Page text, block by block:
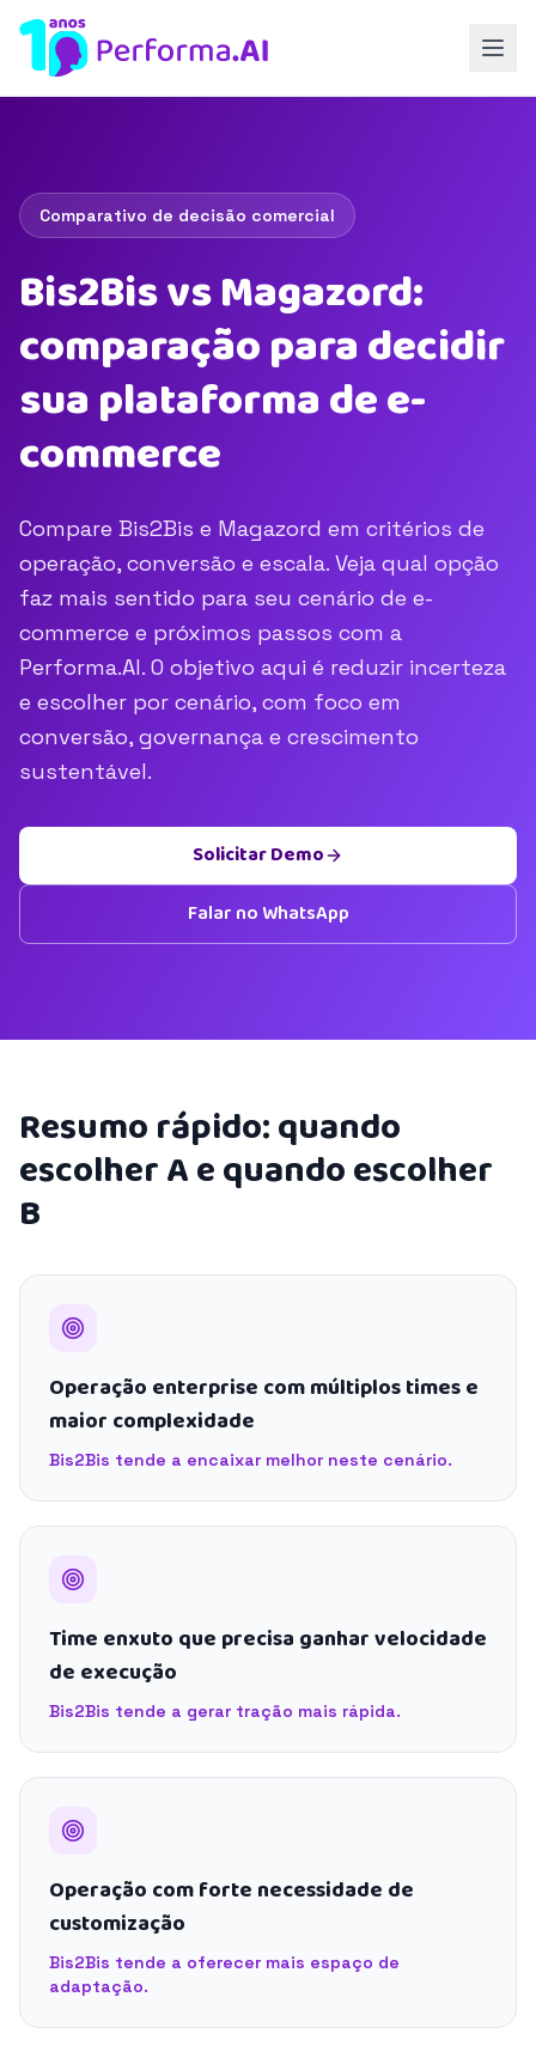
Comparativo de decisão comercial
Bis2Bis vs Magazord:
comparação para decidir
sua plataforma de e-
commerce
Compare Bis2Bis e Magazord em critérios de
operação, conversão e escala. Veja qual opção
faz mais sentido para seu cenário de e-
commerce e próximos passos com a
Performa.AI. O objetivo aqui é reduzir incerteza
e escolher por cenário, com foco em
conversão, governança e crescimento
sustentável.
Solicitar Demo
Falar no WhatsApp
Resumo rápido: quando
escolher A e quando escolher
B
Operação enterprise com múltiplos times e
maior complexidade
Bis2Bis tende a encaixar melhor neste cenário.
Time enxuto que precisa ganhar velocidade
de execução
Bis2Bis tende a gerar tração mais rápida.
Operação com forte necessidade de
customização
Bis2Bis tende a oferecer mais espaço de
adaptação.